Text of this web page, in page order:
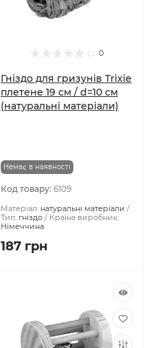
0
Гніздо для гризунів Trixie
плетене 19 см / d=10 см
(натуральні матеріали)
Немає в наявності
Код товару: 6109
Матеріал: натуральні матеріали
Тип: гніздо
Країна виробник:
Німеччина
187 грн